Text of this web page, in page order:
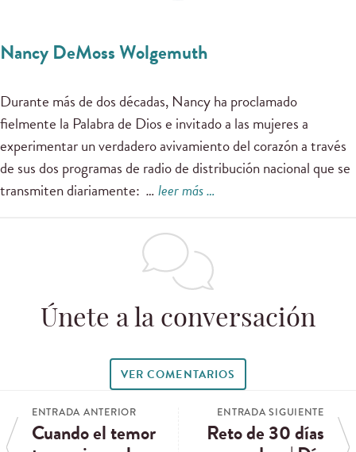
Nancy DeMoss Wolgemuth
Durante más de dos décadas, Nancy ha proclamado
fielmente la Palabra de Dios e invitado a las mujeres a
experimentar un verdadero avivamiento del corazón a través
de sus dos programas de radio de distribución nacional que se
transmiten diariamente: …leer más …
Únete a la conversación
VER COMENTARIOS
ENTRADA ANTERIOR
Cuando el temor
ENTRADA SIGUIENTE
Reto de 30 días